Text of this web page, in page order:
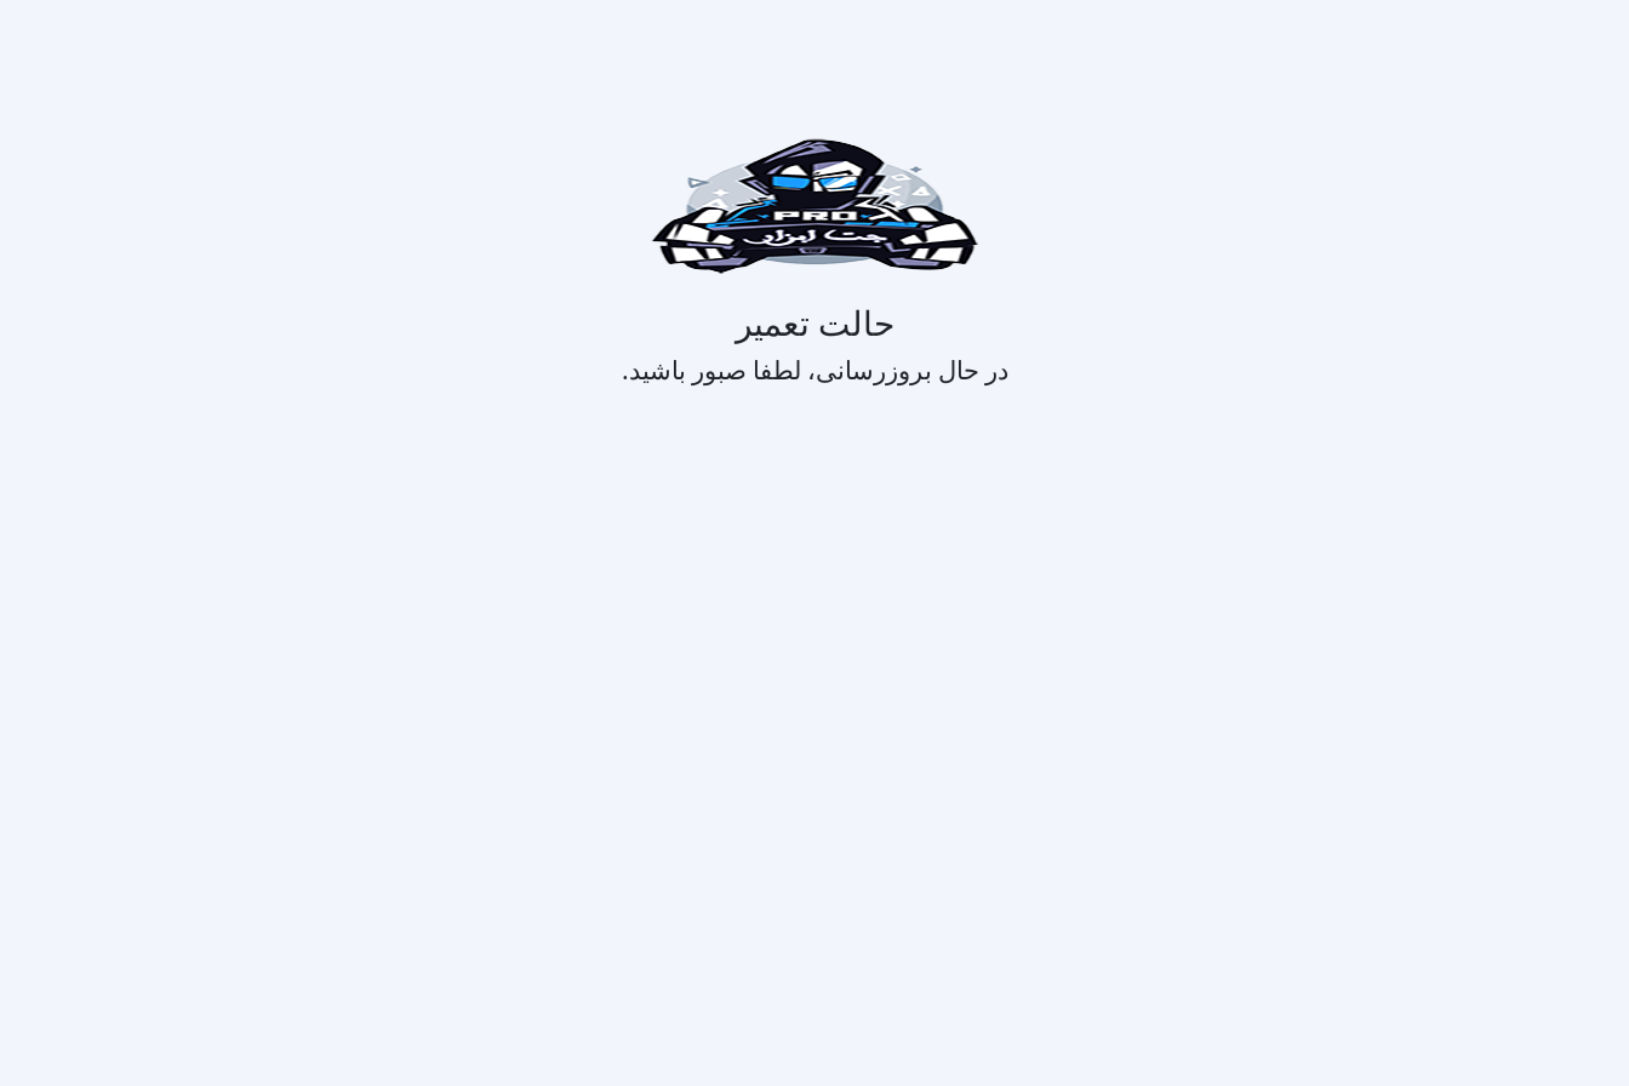
حالت تعمیر
در حال بروزرسانی، لطفا صبور باشید.